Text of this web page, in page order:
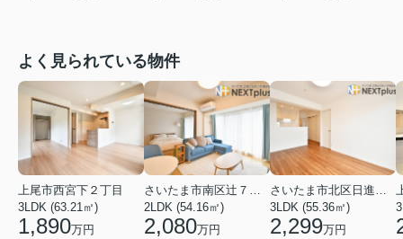
よく見られている物件
上尾市西宮下２丁目
3LDK (63.21㎡)
1,890万円
2LDK (54.16㎡)
2,080万円
3LDK (55.36㎡)
2,299万円